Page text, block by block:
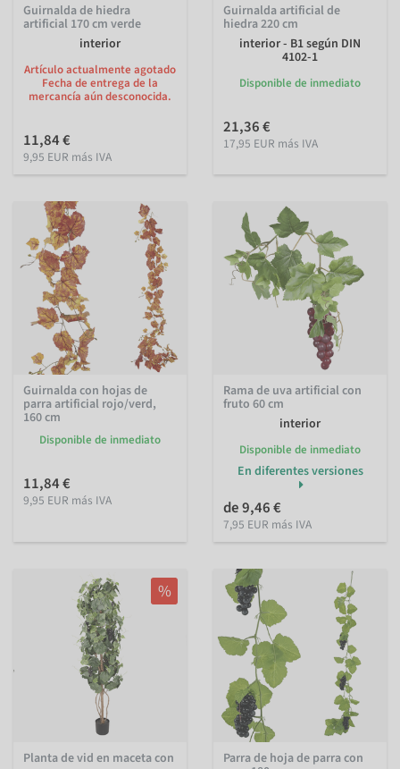
Guirnalda de hiedra
artificial 170 cm verde
interior
Artículo actualmente agotado
Fecha de entrega de la
mercancía aún desconocida.
11,84 €
9,95 EUR más IVA
Guirnalda artificial de
hiedra 220 cm
interior - B1 según DIN
4102-1
Disponible de inmediato
21,36 €
17,95 EUR más IVA
Guirnalda con hojas de
parra artificial rojo/verd,
160 cm
Disponible de inmediato
11,84 €
9,95 EUR más IVA
Rama de uva artificial con
fruto 60 cm
interior
Disponible de inmediato
En diferentes versiones
de 9,46 €
7,95 EUR más IVA
%
Planta de vid en maceta con Parra de hoja de parra con